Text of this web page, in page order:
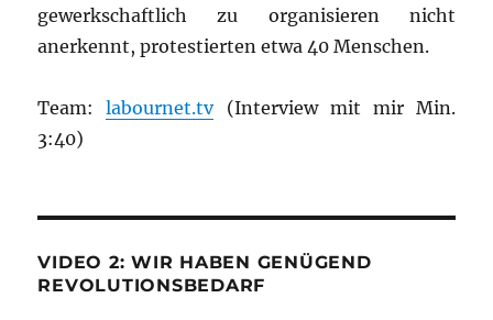
gewerkschaftlich zu organisieren nicht
anerkennt, protestierten etwa 40 Menschen.
Team:labournet.tv(Interview mit mir Min.
3:40)
VIDEO 2: WIR HABEN GENÜGEND
REVOLUTIONSBEDARF